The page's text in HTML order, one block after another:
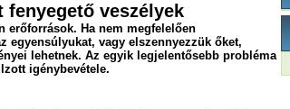
veszélyek
erőforrások. Ha nem megfelelően
egyensúlyukat, vagy elszennyezzük őket,
lehetnek. Az egyik legjelentősebb probléma
igénybevétele.